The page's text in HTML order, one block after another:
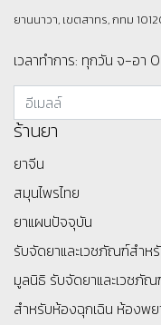
ยานนาวา, เขตสาทร, กทม
เวลาทำการ: ทุกวัน จ-อา
ร้านยา
ยาจีน
สมุนไพรไทย
ยาแผนปัจจุบัน
รับจัดยาและเวชภัณฑ์สำห
มูลนิธิ รับจัดยาและเวชภั
สำหรับห้องฉุกเฉิน ห้องพย